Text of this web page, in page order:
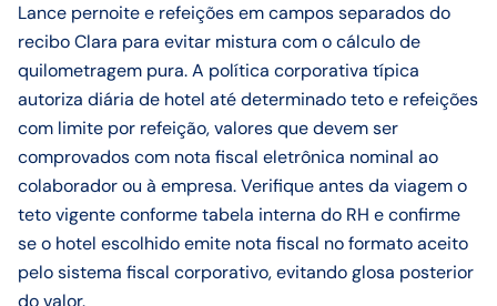
Lance pernoite e refeições em campos separados do
recibo Clara para evitar mistura com o cálculo de
quilometragem pura. A política corporativa típica
autoriza diária de hotel até determinado teto e refeições
com limite por refeição, valores que devem ser
comprovados com nota fiscal eletrônica nominal ao
colaborador ou à empresa. Verifique antes da viagem o
teto vigente conforme tabela interna do RH e confirme
se o hotel escolhido emite nota fiscal no formato aceito
pelo sistema fiscal corporativo, evitando glosa posterior
do valor.